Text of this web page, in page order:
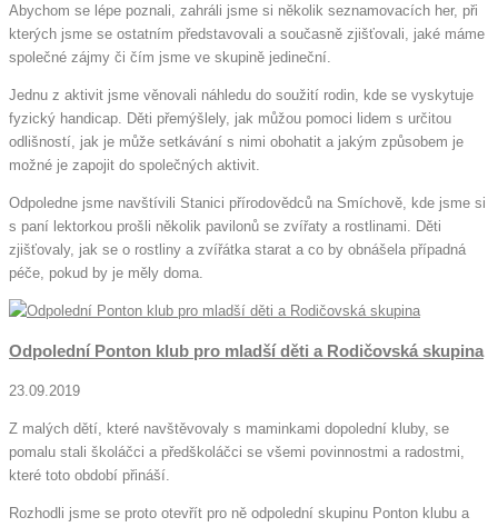
Abychom se lépe poznali, zahráli jsme si několik seznamovacích her, při
kterých jsme se ostatním představovali a současně zjišťovali, jaké máme
společné zájmy či čím jsme ve skupině jedineční.
Jednu z aktivit jsme věnovali náhledu do soužití rodin, kde se vyskytuje
fyzický handicap. Děti přemýšlely, jak můžou pomoci lidem s určitou
odlišností, jak je může setkávání s nimi obohatit a jakým způsobem je
možné je zapojit do společných aktivit.
Odpoledne jsme navštívili Stanici přírodovědců na Smíchově, kde jsme si
s paní lektorkou prošli několik pavilonů se zvířaty a rostlinami. Děti
zjišťovaly, jak se o rostliny a zvířátka starat a co by obnášela případná
péče, pokud by je měly doma.
Odpolední Ponton klub pro mladší děti a Rodičovská skupina
23.09.2019
Z malých dětí, které navštěvovaly s maminkami dopolední kluby, se
pomalu stali školáčci a předškoláčci se všemi povinnostmi a radostmi,
které toto období přináší.
Rozhodli jsme se proto otevřít pro ně odpolední skupinu Ponton klubu a